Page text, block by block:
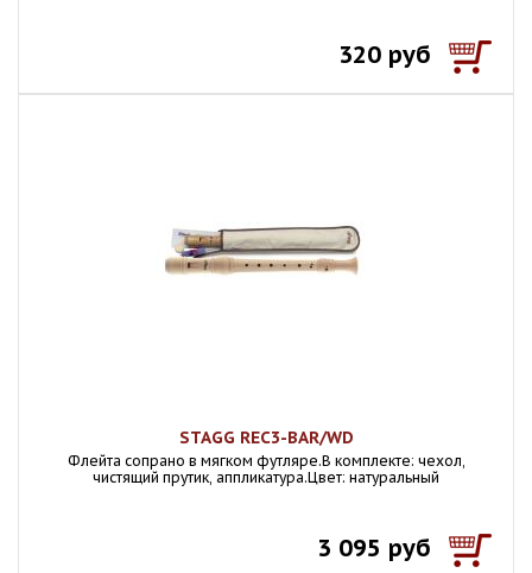
320 руб
STAGG REC3-BAR/WD
Флейта сопрано в мягком футляре.В комплекте: чехол,
чистящий прутик, аппликатура.Цвет: натуральный
3 095 руб